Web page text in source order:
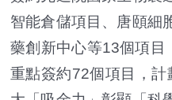
智能倉儲項目、唐頤細
藥創新中心等13個項目
重點簽約72個項目，